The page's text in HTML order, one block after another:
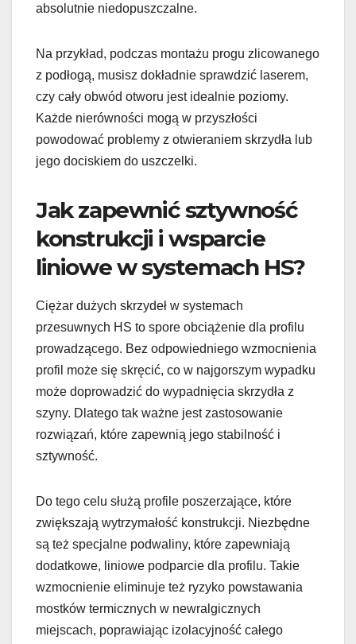
absolutnie niedopuszczalne.
Na przykład, podczas montażu progu zlicowanego
z podłogą, musisz dokładnie sprawdzić laserem,
czy cały obwód otworu jest idealnie poziomy.
Każde nierówności mogą w przyszłości
powodować problemy z otwieraniem skrzydła lub
jego dociskiem do uszczelki.
Jak zapewnić sztywność
konstrukcji i wsparcie
liniowe w systemach HS?
Ciężar dużych skrzydeł w systemach
przesuwnych HS to spore obciążenie dla profilu
prowadzącego. Bez odpowiedniego wzmocnienia
profil może się skręcić, co w najgorszym wypadku
może doprowadzić do wypadnięcia skrzydła z
szyny. Dlatego tak ważne jest zastosowanie
rozwiązań, które zapewnią jego stabilność i
sztywność.
Do tego celu służą profile poszerzające, które
zwiększają wytrzymałość konstrukcji. Niezbędne
są też specjalne podwaliny, które zapewniają
dodatkowe, liniowe podparcie dla profilu. Takie
wzmocnienie eliminuje też ryzyko powstawania
mostków termicznych w newralgicznych
miejscach, poprawiając izolacyjność całego